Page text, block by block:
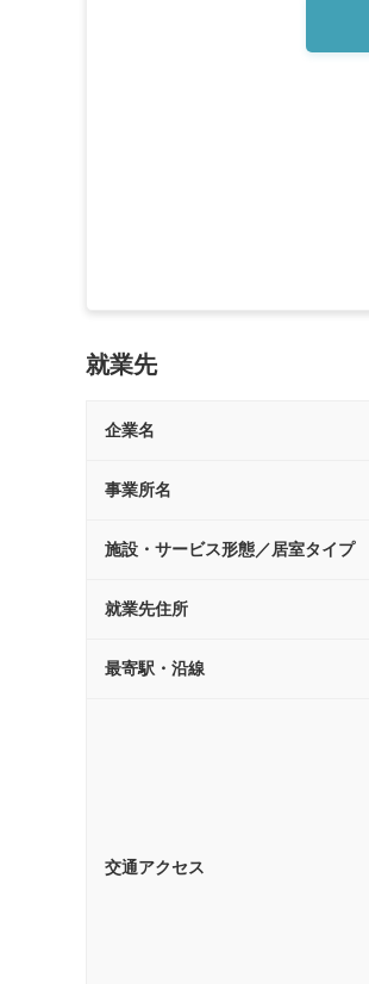
就業先
企業名
事業所名
施設・サービス形態／居室タイプ
就業先住所
最寄駅・沿線
交通アクセス